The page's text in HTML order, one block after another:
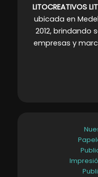
LITOCREATIVOS
ubicada en
2012, brindando
empresas y